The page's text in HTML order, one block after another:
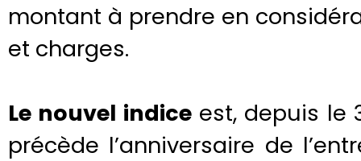
montant à prendre en
et charges.
Le nouvel indiceest, depuis le
précède l’anniversaire de